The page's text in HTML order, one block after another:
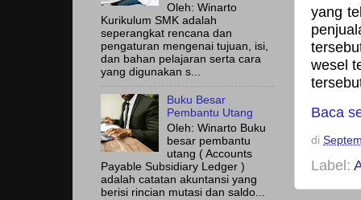
yang
wesel
Baca
di
Label:
Oleh: Winarto
Kurikulum SMK adalah
seperangkat rencana dan
pengaturan mengenai tujuan, isi,
dan bahan pelajaran serta cara
yang digunakan s...
Buku Besar
Pembantu Utang
Oleh: Winarto Buku
besar pembantu
utang ( Accounts
Payable Subsidiary Ledger )
adalah catatan akuntansi yang
berisi rincian mutasi dan saldo...